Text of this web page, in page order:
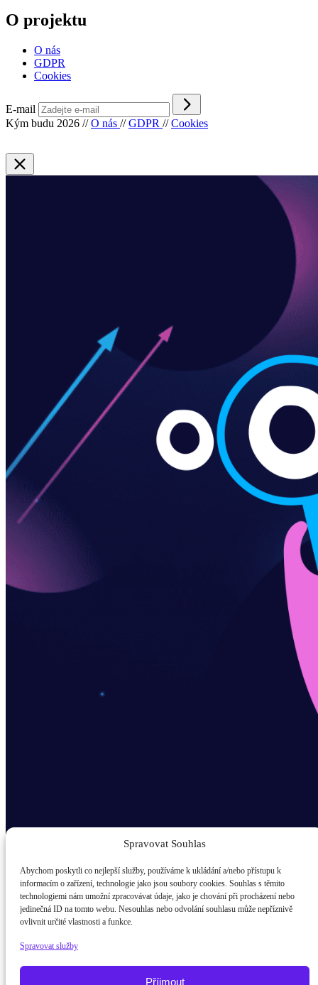
Spravovat Souhlas
Abychom poskytli co nejlepší služby, používáme k ukládání a/nebo přístupu k
informacím o zařízení, technologie jako jsou soubory cookies. Souhlas s těmito
technologiemi nám umožní zpracovávat údaje, jako je chování při procházení nebo
jedinečná ID na tomto webu. Nesouhlas nebo odvolání souhlasu může nepříznivě
ovlivnit určité vlastnosti a funkce.
Spravovat služby
Příjmout
O projektu
O nás
GDPR
Cookies
E-mail
Kým budu 2026 // O nás // GDPR // Cookies
Odběr novinek popup
E-mail
žák / student